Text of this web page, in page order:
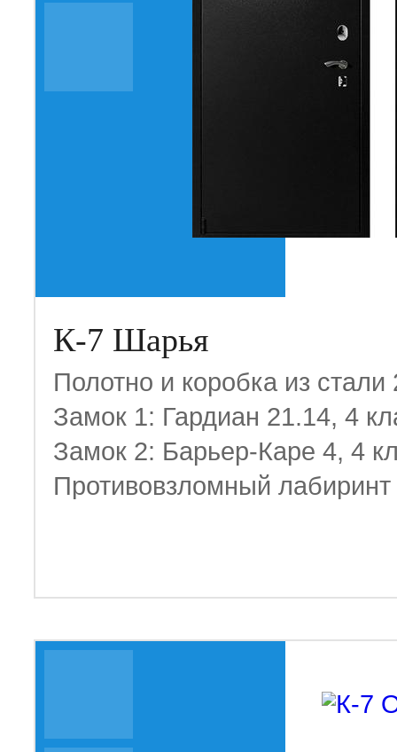
К-7 Шарья
Полотно и коробка из
Замок 1: Гардиан 21.14, 4
Замок 2: Барьер-Каре 4, 4
Противовзломный лабиринт